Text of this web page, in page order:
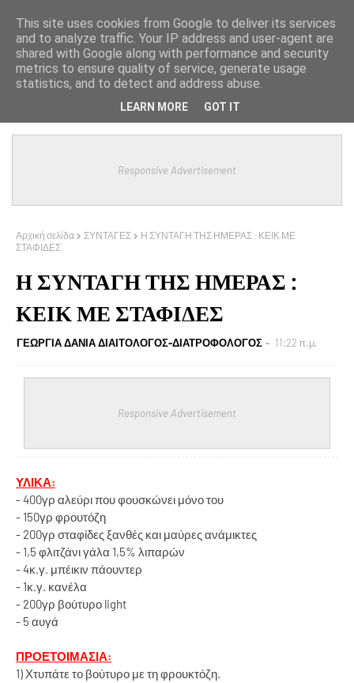
Responsive Advertisement
Αρχική σελίδα ΣΥΝΤΑΓΕΣ
Η ΣΥΝΤΑΓΗ ΤΗΣ ΗΜΕΡΑΣ : ΚΕΙΚ ΜΕ
ΣΤΑΦΙΔΕΣ
Η ΣΥΝΤΑΓΗ ΤΗΣ ΗΜΕΡΑΣ :
ΚΕΙΚ ΜΕ ΣΤΑΦΙΔΕΣ
ΓΕΩΡΓΙΑ ΔΑΝΙΑ ΔΙΑΙΤΟΛΟΓΟΣ-ΔΙΑΤΡΟΦΟΛΟΓΟΣ 11:22 π.μ.
Responsive Advertisement
ΥΛΙΚΑ:
- 400γρ αλεύρι που φουσκώνει μόνο του
- 150γρ φρουτόζη
- 200γρ σταφίδες ξανθές και μαύρες ανάμικτες
- 1,5 φλιτζάνι γάλα 1,5% λιπαρών
- 4κ.γ. μπέικιν πάουντερ
- 1κ.γ. κανέλα
- 200γρ βούτυρο light
- 5 αυγά
ΠΡΟΕΤΟΙΜΑΣΙΑ:
1) Χτυπάτε το βούτυρο με τη φρουκτόζη.
This site uses cookies from Google to deliver its services
and to analyze traffic. Your IP address and user-agent are
shared with Google along with performance and security
metrics to ensure quality of service, generate usage
statistics, and to detect and address abuse.
LEARN MORE GOT IT